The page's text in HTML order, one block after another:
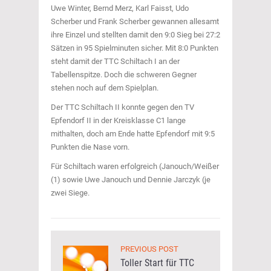
Uwe Winter, Bernd Merz, Karl Faisst, Udo
Scherber und Frank Scherber gewannen allesamt
ihre Einzel und stellten damit den 9:0 Sieg bei 27:2
Sätzen in 95 Spielminuten sicher. Mit 8:0 Punkten
steht damit der TTC Schiltach I an der
Tabellenspitze. Doch die schweren Gegner
stehen noch auf dem Spielplan.
Der TTC Schiltach II konnte gegen den TV
Epfendorf II in der Kreisklasse C1 lange
mithalten, doch am Ende hatte Epfendorf mit 9:5
Punkten die Nase vorn.
Für Schiltach waren erfolgreich (Janouch/Weißer
(1) sowie Uwe Janouch und Dennie Jarczyk (je
zwei Siege.
PREVIOUS POST
Toller Start für TTC